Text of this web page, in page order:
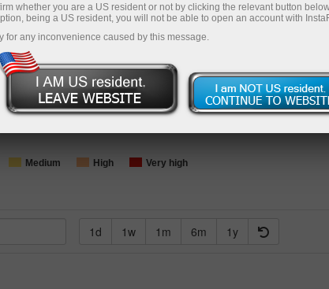
EQUITY
76464.30
Medium High Very high
Loading...
1d 1w 1m 6m 1y
whether you are a US resident or not by clicking the relevant button
being a US resident, you will not be able to open an account with
for any inconvenience caused by this message.